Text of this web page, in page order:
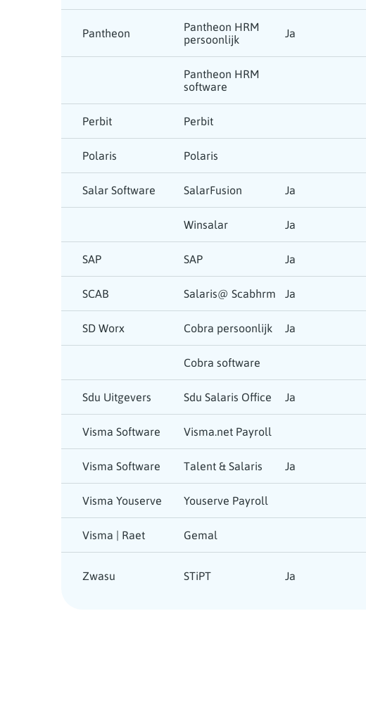
Pantheon
Pantheon HRM
persoonlijk
Ja
Pantheon HRM
software
Perbit Perbit
Polaris Polaris
Salar Software SalarFusion Ja
Winsalar Ja
SAP SAP Ja
SCAB Salaris@ Scabhrm Ja
SD Worx Cobra persoonlijk Ja
Cobra software
Sdu Uitgevers Sdu Salaris Office Ja
Visma Software Visma.net Payroll
Visma Software Talent & Salaris Ja
Visma Youserve Youserve Payroll
Visma | Raet Gemal
Zwasu STiPT Ja